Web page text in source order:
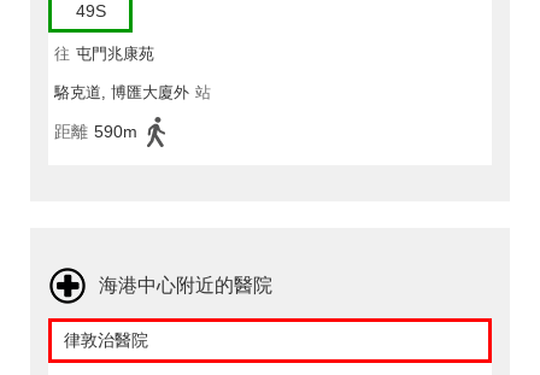
49S
往 屯門兆康苑
駱克道, 博匯大廈外 站
距離 590m
海港中心附近的醫院
律敦治醫院